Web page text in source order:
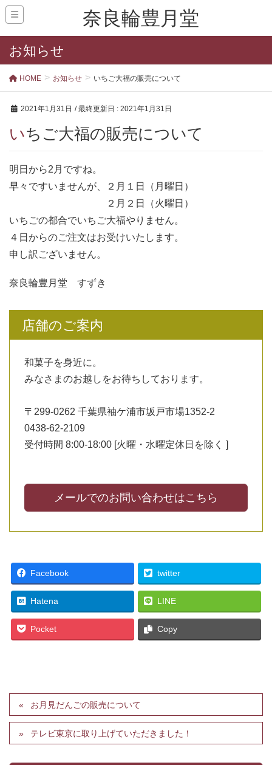
奈良輪豊月堂
お知らせ
HOME お知らせ いちご大福の販売について
2021年1月31日 / 最終更新日 : 2021年1月31日
いちご大福の販売について
明日から2月ですね。
早々ですいませんが、２月１日（月曜日）
２月２日（火曜日）
いちごの都合でいちご大福やりません。
４日からのご注文はお受けいたします。
申し訳ございません。
奈良輪豊月堂 すずき
店舗のご案内
和菓子を身近に。
みなさまのお越しをお待ちしております。
〒299-0262 千葉県袖ケ浦市坂戸市場1352-2
0438-62-2109
受付時間 8:00-18:00 [火曜・水曜定休日を除く ]
メールでのお問い合わせはこちら
Facebook twitter
Hatena LINE
Pocket Copy
お月見だんごの販売について
テレビ東京に取り上げていただきました！